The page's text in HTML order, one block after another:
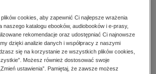
rozrywka
internet, technologie, informatyka
cookies, aby zapewnić Ci najlepsze wrażenia
naszego katalogu ebooków, audiobooków i e-prasy,
rekomendacje oraz udostępniać Ci najnowsze
dzięki analizie danych i współpracy z naszymi
się na korzystanie ze wszystkich plików cookies,
Możesz również dostosować swoje
ustawienia”. Pamiętaj, że zawsze możesz